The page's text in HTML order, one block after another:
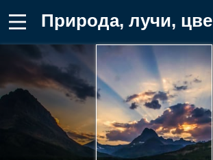
Природа, лучи, цветы, небо, горы Картинка